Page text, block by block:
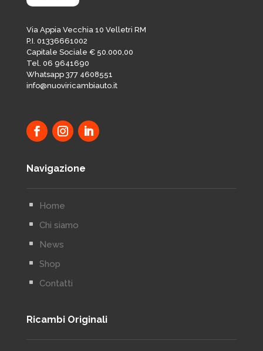
Via Appia Vecchia 10 Velletri RM
P.I. 01336661002
Capitale Sociale € 50.000,00
Tel. 06 9641690
Whatsapp 377 4608551
info@nuoviricambiauto.it
Navigazione
^ Home
^ Chi siamo
^ News
^ Shop
^ Contatti
Ricambi Originali